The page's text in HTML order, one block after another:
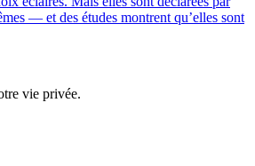
— et des études montrent qu’elles sont
vie privée.